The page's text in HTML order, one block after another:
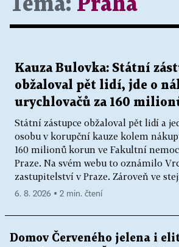
Téma: Praha
Kauza Bulovka: Státní
obžaloval pět lidí, jde o
urychlovačů za 160
Státní zástupce obžaloval pět lidí a
osobu v korupční kauze kolem
160 milionů korun ve Fakultní
Praze. Na svém webu to oznámilo
zastupitelství v Praze. Zároveň ve
6. 8. 2026 ▪ 2 min. čtení
Domov Červeného jelena i